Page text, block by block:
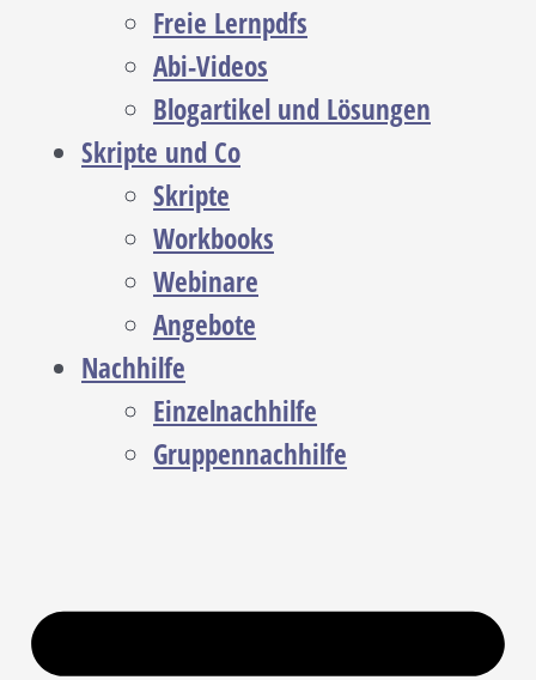
Freie Lernpdfs
Abi-Videos
Blogartikel und Lösungen
Skripte und Co
Skripte
Workbooks
Webinare
Angebote
Nachhilfe
Einzelnachhilfe
Gruppennachhilfe